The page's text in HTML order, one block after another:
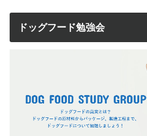
ドッグフード勉強会